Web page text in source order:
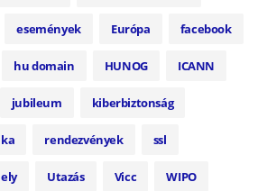
események Európa facebook
hu domain HUNOG ICANN
jubileum kiberbiztonság
rendezvények ssl
Utazás Vicc WIPO